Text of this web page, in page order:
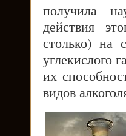
получила
действия
столько) на
углекислого
их
видов